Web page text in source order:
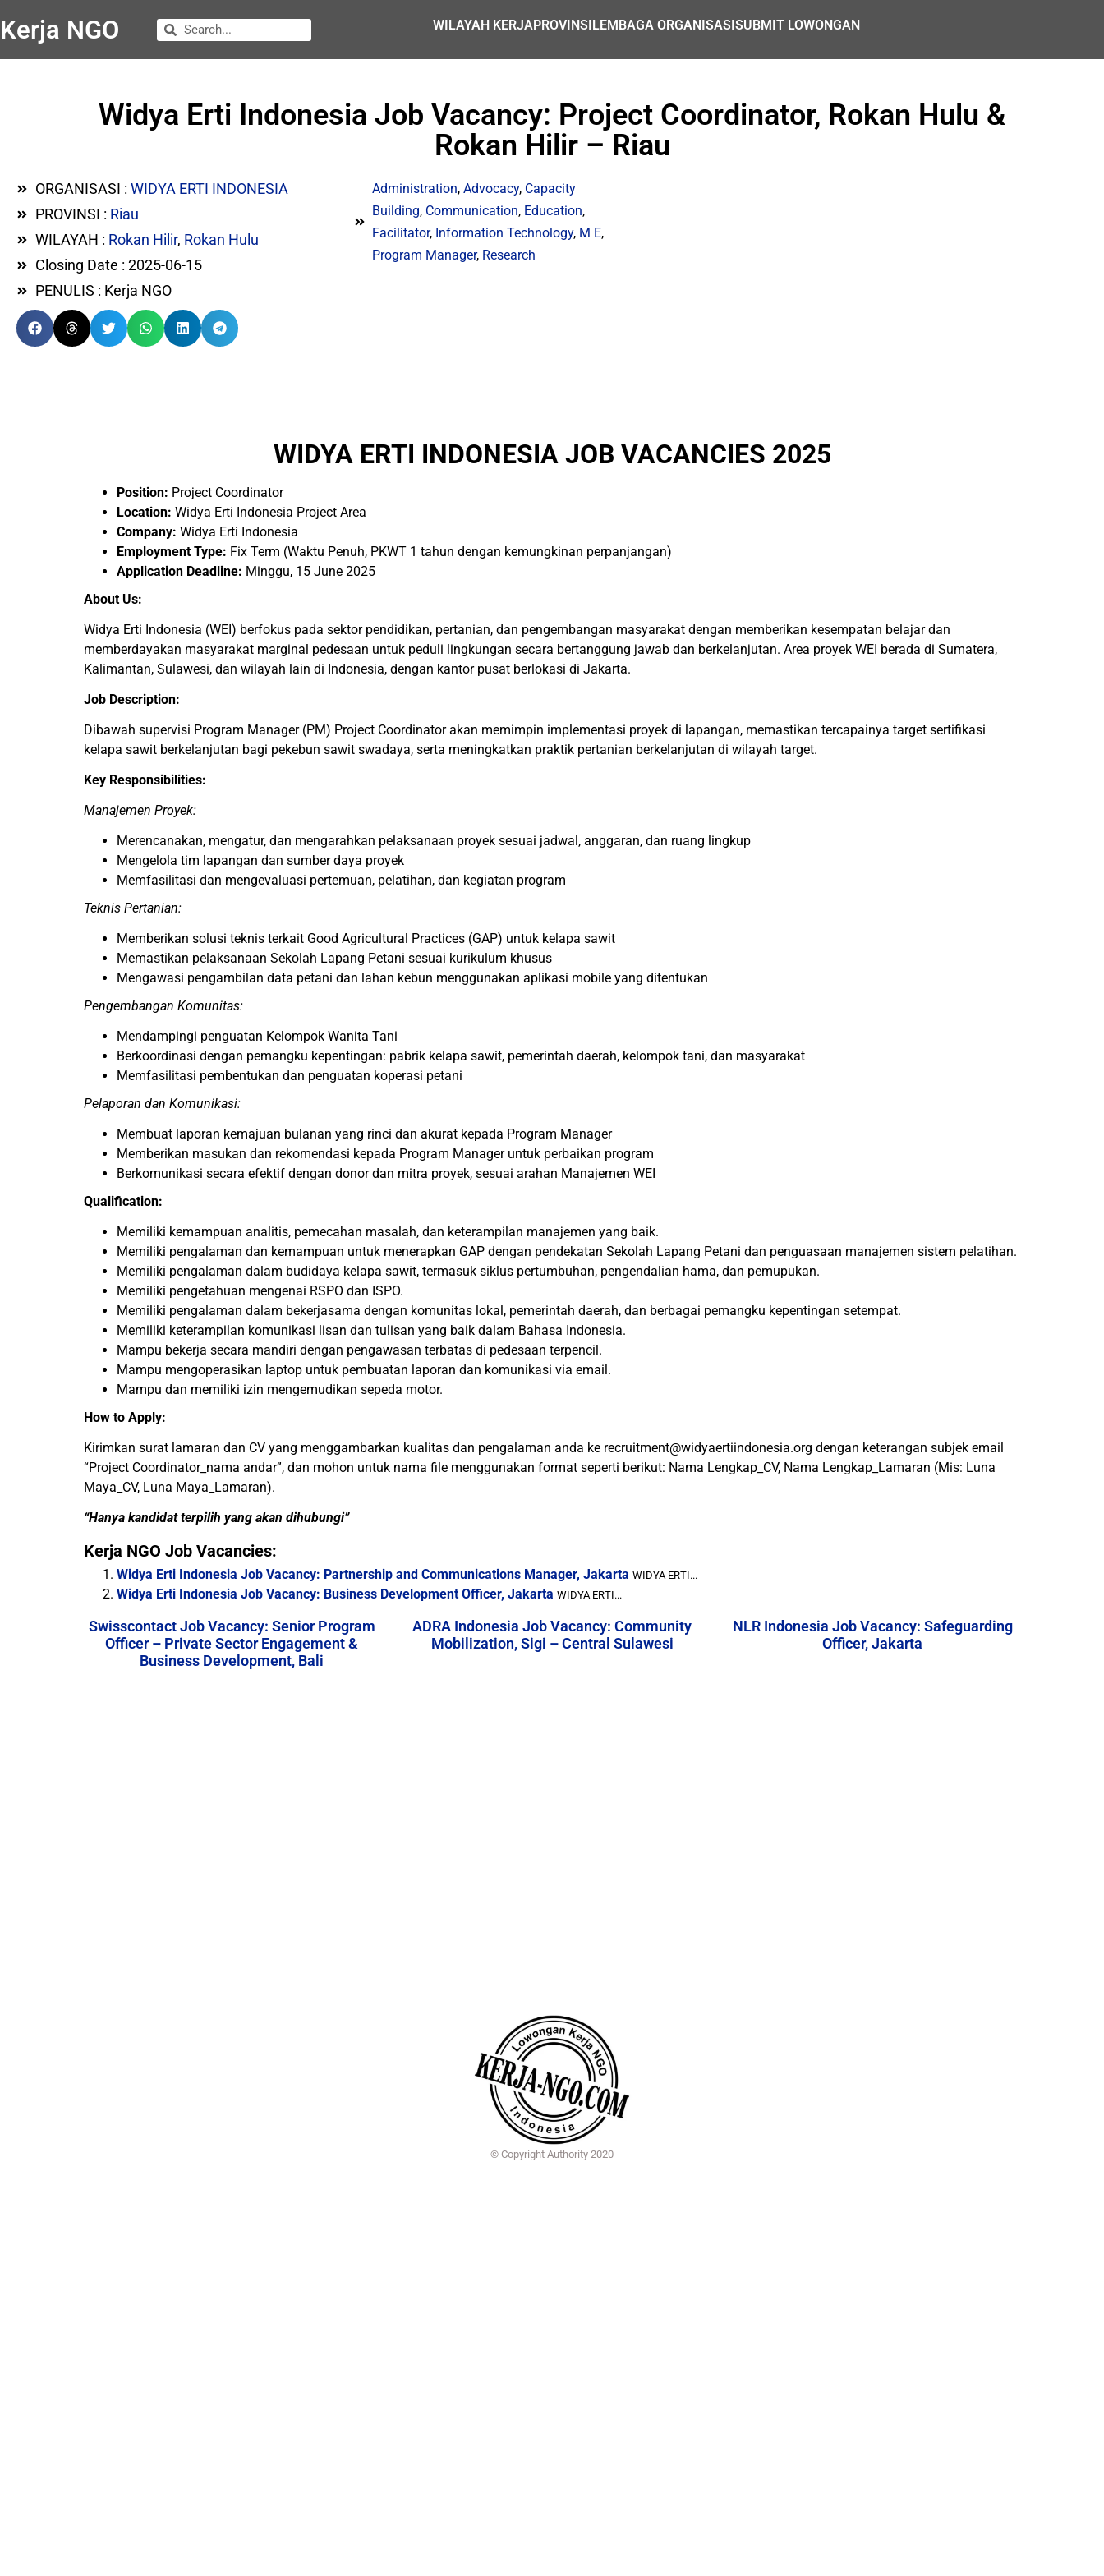
Kerja NGO WILAYAH KERJAPROVINSILEMBAGA ORGANISASISUBMIT LOWONGAN
Widya Erti Indonesia Job Vacancy: Project Coordinator, Rokan Hulu &
Rokan Hilir – Riau
ORGANISASI : WIDYA ERTI INDONESIA
PROVINSI : Riau
WILAYAH : Rokan Hilir, Rokan Hulu
Closing Date : 2025-06-15
PENULIS : Kerja NGO
Administration,Advocacy, Capacity
Building, Communication, Education,
Facilitator, Information Technology, M E,
Program Manager, Research
WIDYA ERTI INDONESIA JOB VACANCIES 2025
Position: Project Coordinator
Location: Widya Erti Indonesia Project Area
Company: Widya Erti Indonesia
Employment Type: Fix Term (Waktu Penuh, PKWT 1 tahun dengan kemungkinan perpanjangan)
Application Deadline: Minggu, 15 June 2025
About Us:
Widya Erti Indonesia (WEI) berfokus pada sektor pendidikan, pertanian, dan pengembangan masyarakat dengan memberikan kesempatan belajar dan
memberdayakan masyarakat marginal pedesaan untuk peduli lingkungan secara bertanggung jawab dan berkelanjutan. Area proyek WEI berada di Sumatera,
Kalimantan, Sulawesi, dan wilayah lain di Indonesia, dengan kantor pusat berlokasi di Jakarta.
Job Description:
Dibawah supervisi Program Manager (PM) Project Coordinator akan memimpin implementasi proyek di lapangan, memastikan tercapainya target sertifikasi
kelapa sawit berkelanjutan bagi pekebun sawit swadaya, serta meningkatkan praktik pertanian berkelanjutan di wilayah target.
Key Responsibilities:
Manajemen Proyek:
Merencanakan, mengatur, dan mengarahkan pelaksanaan proyek sesuai jadwal, anggaran, dan ruang lingkup
Mengelola tim lapangan dan sumber daya proyek
Memfasilitasi dan mengevaluasi pertemuan, pelatihan, dan kegiatan program
Teknis Pertanian:
Memberikan solusi teknis terkait Good Agricultural Practices (GAP) untuk kelapa sawit
Memastikan pelaksanaan Sekolah Lapang Petani sesuai kurikulum khusus
Mengawasi pengambilan data petani dan lahan kebun menggunakan aplikasi mobile yang ditentukan
Pengembangan Komunitas:
Mendampingi penguatan Kelompok Wanita Tani
Berkoordinasi dengan pemangku kepentingan: pabrik kelapa sawit, pemerintah daerah, kelompok tani, dan masyarakat
Memfasilitasi pembentukan dan penguatan koperasi petani
Pelaporan dan Komunikasi:
Membuat laporan kemajuan bulanan yang rinci dan akurat kepada Program Manager
Memberikan masukan dan rekomendasi kepada Program Manager untuk perbaikan program
Berkomunikasi secara efektif dengan donor dan mitra proyek, sesuai arahan Manajemen WEI
Qualification:
Memiliki kemampuan analitis, pemecahan masalah, dan keterampilan manajemen yang baik.
Memiliki pengalaman dan kemampuan untuk menerapkan GAP dengan pendekatan Sekolah Lapang Petani dan penguasaan manajemen sistem pelatihan.
Memiliki pengalaman dalam budidaya kelapa sawit, termasuk siklus pertumbuhan, pengendalian hama, dan pemupukan.
Memiliki pengetahuan mengenai RSPO dan ISPO.
Memiliki pengalaman dalam bekerjasama dengan komunitas lokal, pemerintah daerah, dan berbagai pemangku kepentingan setempat.
Memiliki keterampilan komunikasi lisan dan tulisan yang baik dalam Bahasa Indonesia.
Mampu bekerja secara mandiri dengan pengawasan terbatas di pedesaan terpencil.
Mampu mengoperasikan laptop untuk pembuatan laporan dan komunikasi via email.
Mampu dan memiliki izin mengemudikan sepeda motor.
How to Apply:
Kirimkan surat lamaran dan CV yang menggambarkan kualitas dan pengalaman anda ke recruitment@widyaertiindonesia.org dengan keterangan subjek email
“Project Coordinator_nama andar”, dan mohon untuk nama file menggunakan format seperti berikut: Nama Lengkap_CV, Nama Lengkap_Lamaran (Mis: Luna
Maya_CV, Luna Maya_Lamaran).
“Hanya kandidat terpilih yang akan dihubungi”
Kerja NGO Job Vacancies:
Widya Erti Indonesia Job Vacancy: Partnership and Communications Manager, Jakarta WIDYA ERTI...
Widya Erti Indonesia Job Vacancy: Business Development Officer, Jakarta WIDYA ERTI...
Swisscontact Job Vacancy: Senior Program
Officer – Private Sector Engagement &
Business Development, Bali
ADRA Indonesia Job Vacancy: Community
Mobilization, Sigi – Central Sulawesi
NLR Indonesia Job Vacancy: Safeguarding
Officer, Jakarta
© Copyright Authority 2020